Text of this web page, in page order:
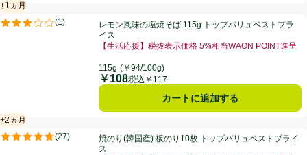
レモン風味の塩焼そば 115g トップバリュベストプライス
+1ヵ月
賞味・消費期限保証：1ヵ月
(1)
評価は1件のレビューで5点中3.0点。レモン風味の塩焼そば 115g トップバリュベストプラ
イス
【生活応援】税抜表示価格 5%相当WAON POINT進呈
115g (￥94/100g)
価格
￥108税込￥117
カートに追加する
焼のり(韓国産) 板のり10枚 トップバリュベストプライス
+2ヵ月
賞味・消費期限保証：2ヵ月
(27)
評価は27件のレビューで5点中4.7点。焼のり(韓国産) 板のり10枚 トップバリュベストプライ
ス